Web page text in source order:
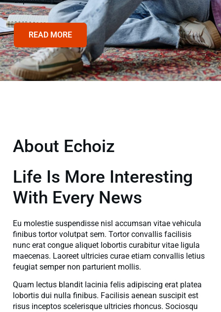
READ MORE
About Echoiz
Life Is More Interesting
With Every News
Eu molestie suspendisse nisl accumsan vitae vehicula
finibus tortor volutpat sem. Tortor convallis facilisis
nunc erat congue aliquet lobortis curabitur vitae ligula
maecenas. Laoreet ultricies curae etiam convallis letius
feugiat semper non parturient mollis.
Quam lectus blandit lacinia felis adipiscing erat platea
lobortis dui nulla finibus. Facilisis aenean suscipit est
risus inceptos scelerisque ultricies rhoncus. Sociosqu